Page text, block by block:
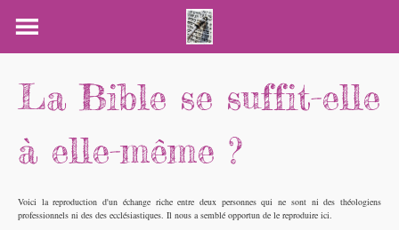
La Bible se suffit-elle
à elle-même ?
Voici la reproduction d'un échange riche entre deux personnes qui ne sont ni des théologiens
professionnels ni des des ecclésiastiques. Il nous a semblé opportun de le reproduire ici.